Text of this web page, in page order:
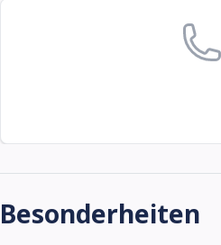
Besonderheiten